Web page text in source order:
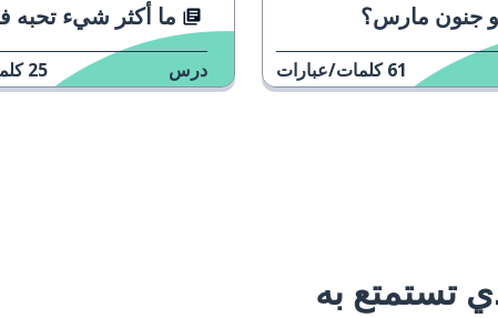
جنون مارس؟
61 كلمات/عبارات
ما أكثر شيء تحبه
درس 25
تستمتع به